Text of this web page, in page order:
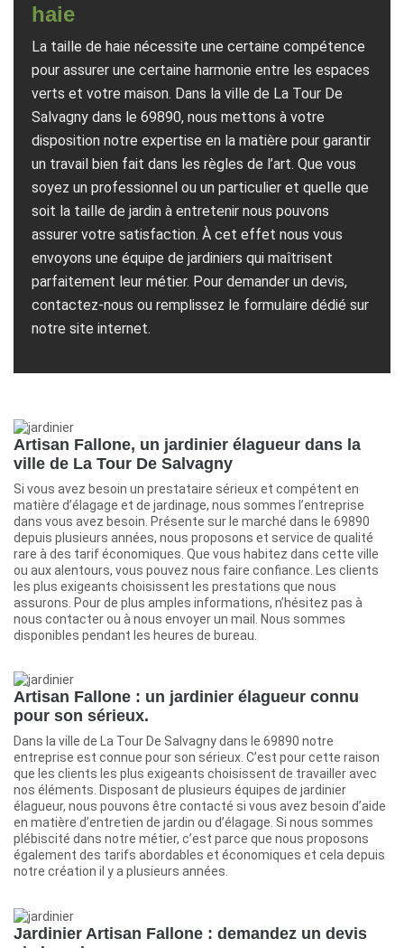
haie
La taille de haie nécessite une certaine compétence
pour assurer une certaine harmonie entre les espaces
verts et votre maison. Dans la ville de La Tour De
Salvagny dans le 69890, nous mettons à votre
disposition notre expertise en la matière pour garantir
un travail bien fait dans les règles de l’art. Que vous
soyez un professionnel ou un particulier et quelle que
soit la taille de jardin à entretenir nous pouvons
assurer votre satisfaction. À cet effet nous vous
envoyons une équipe de jardiniers qui maîtrisent
parfaitement leur métier. Pour demander un devis,
contactez-nous ou remplissez le formulaire dédié sur
notre site internet.
Artisan Fallone, un jardinier élagueur dans la
ville de La Tour De Salvagny
Si vous avez besoin un prestataire sérieux et compétent en
matière d’élagage et de jardinage, nous sommes l’entreprise
dans vous avez besoin. Présente sur le marché dans le 69890
depuis plusieurs années, nous proposons et service de qualité
rare à des tarif économiques. Que vous habitez dans cette ville
ou aux alentours, vous pouvez nous faire confiance. Les clients
les plus exigeants choisissent les prestations que nous
assurons. Pour de plus amples informations, n’hésitez pas à
nous contacter ou à nous envoyer un mail. Nous sommes
disponibles pendant les heures de bureau.
Artisan Fallone : un jardinier élagueur connu
pour son sérieux.
Dans la ville de La Tour De Salvagny dans le 69890 notre
entreprise est connue pour son sérieux. C’est pour cette raison
que les clients les plus exigeants choisissent de travailler avec
nos éléments. Disposant de plusieurs équipes de jardinier
élagueur, nous pouvons être contacté si vous avez besoin d’aide
en matière d’entretien de jardin ou d’élagage. Si nous sommes
plébiscité dans notre métier, c’est parce que nous proposons
également des tarifs abordables et économiques et cela depuis
notre création il y a plusieurs années.
Jardinier Artisan Fallone : demandez un devis